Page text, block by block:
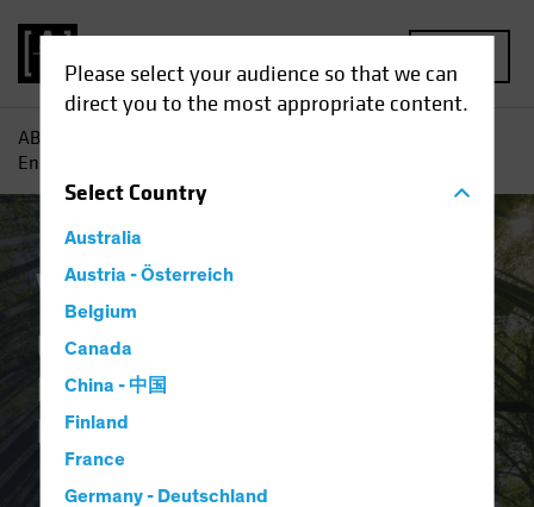
Please select your audience so that we can
direct you to the most appropriate content.
SelectCountry
Australia
Austria - Österreich
Belgium
Canada
China - 中国
Finland
France
Germany - Deutschland
AB
Engagement
Verantwortungsbew
usst investieren:
ESG Integration und
Engagement